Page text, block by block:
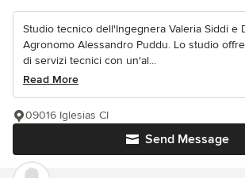
Studio tecnico dell'Ingegnera Valeria Siddi e
Agronomo Alessandro Puddu. Lo studio
di servizi tecnici con un'al...
Read More
Send Message
09016 Iglesias CI